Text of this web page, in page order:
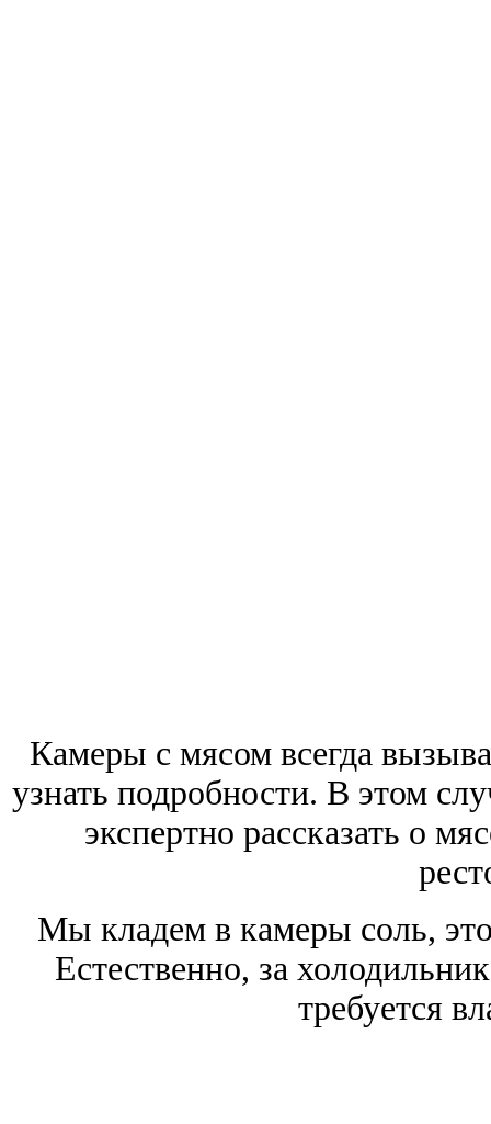
Камеры с мясом всегда
узнать подробности. В этом
экспертно рассказать о
Мы кладем в камеры соль,
Естественно, за
требуется